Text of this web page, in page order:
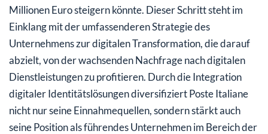
Millionen Euro steigern könnte. Dieser Schritt steht im
Einklang mit der umfassenderen Strategie des
Unternehmens zur digitalen Transformation, die darauf
abzielt, von der wachsenden Nachfrage nach digitalen
Dienstleistungen zu profitieren. Durch die Integration
digitaler Identitätslösungen diversifiziert Poste Italiane
nicht nur seine Einnahmequellen, sondern stärkt auch
seine Position als führendes Unternehmen im Bereich der